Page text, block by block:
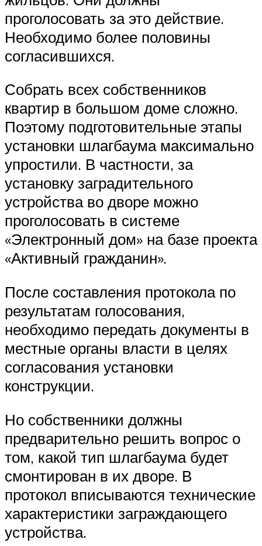
проголосовать за это действие.
Необходимо более половины
согласившихся.
Собрать всех собственников
квартир в большом доме сложно.
Поэтому подготовительные этапы
установки шлагбаума максимально
упростили. В частности, за
установку заградительного
устройства во дворе можно
проголосовать в системе
«Электронный дом» на базе проекта
«Активный гражданин».
После составления протокола по
результатам голосования,
необходимо передать документы в
местные органы власти в целях
согласования установки
конструкции.
Но собственники должны
предварительно решить вопрос о
том, какой тип шлагбаума будет
смонтирован в их дворе. В
протокол вписываются технические
характеристики заграждающего
устройства.